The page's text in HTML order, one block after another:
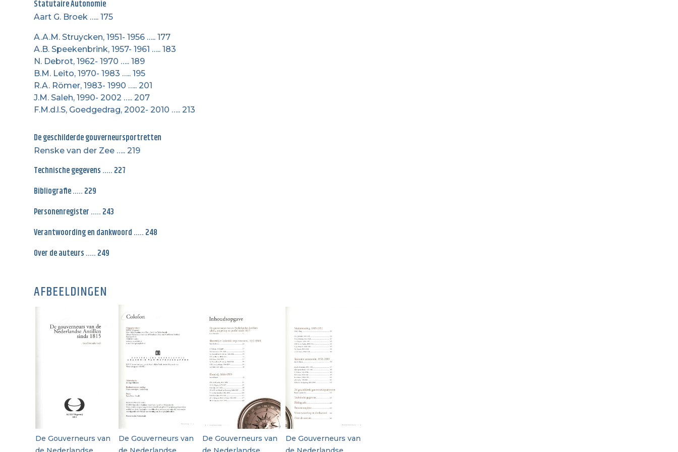
Statutaire Autonomie
Aart G. Broek ….. 175
A.A.M. Struycken, 1951- 1956 ….. 177
A.B. Speekenbrink, 1957- 1961 ….. 183
N. Debrot, 1962- 1970 ….. 189
B.M. Leito, 1970- 1983 ….. 195
R.A. Römer, 1983- 1990 ….. 201
J.M. Saleh, 1990- 2002 ….. 207
F.M.d.l.S, Goedgedrag, 2002- 2010 ….. 213
De geschilderde gouverneursportretten
Renske van der Zee ….. 219
Technische gegevens ….. 227
Bibliografie ….. 229
Personenregister ….. 243
Verantwoording en dankwoord ….. 248
Over de auteurs ….. 249
AFBEELDINGEN
De Gouverneurs van
De Gouverneurs van
De Gouverneurs van
De Gouverneurs van